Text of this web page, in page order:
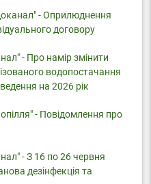
- Оприлюднення
договору
- Про намір змінити
водопостачання
на 2026 рік
- Повідомлення про
- З 16 по 26 червня
дезінфекція та